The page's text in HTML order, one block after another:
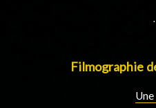
.
Filmographie